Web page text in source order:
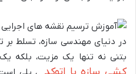
در دنیای مهندسی سازه، تسلط بر
بتنی نه تنها یک مزیت،